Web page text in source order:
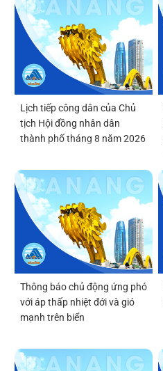
Lịch tiếp công dân của Chủ
tịch Hội đồng nhân dân
thành phố tháng 8 năm 2026
Thông báo chủ động ứng phó
với áp thấp nhiệt đới và gió
mạnh trên biển